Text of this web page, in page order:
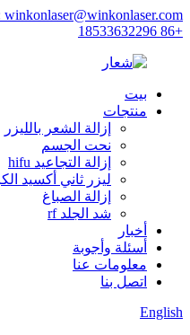
winkonlaser@winkonlaser.com
+86 18533632296
بيت
منتجات
إزالة الشعر بالليزر
نحت الجسم
إزالة التجاعيد hifu
ليزر ثاني أكسيد
إزالة الصباغ
شد الجلد rf
أخبار
أسئلة وأجوبة
معلومات عنا
اتصل بنا
English